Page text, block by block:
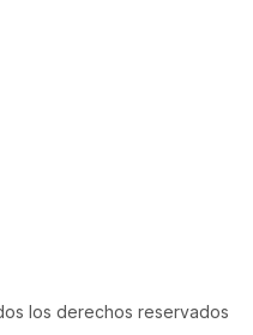
los derechos reservados